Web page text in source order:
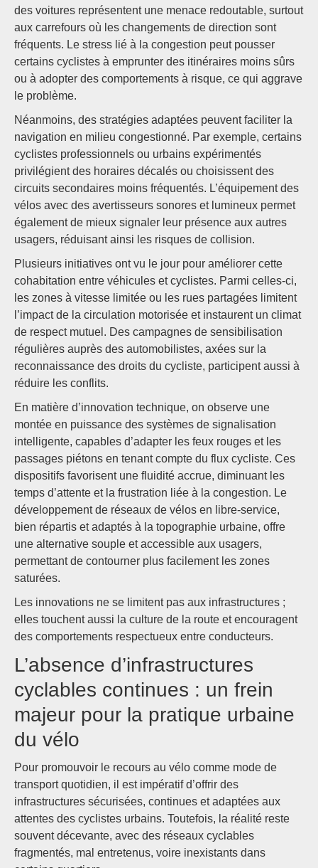
des voitures représentent une menace redoutable, surtout
aux carrefours où les changements de direction sont
fréquents. Le stress lié à la congestion peut pousser
certains cyclistes à emprunter des itinéraires moins sûrs
ou à adopter des comportements à risque, ce qui aggrave
le problème.
Néanmoins, des stratégies adaptées peuvent faciliter la
navigation en milieu congestionné. Par exemple, certains
cyclistes professionnels ou urbains expérimentés
privilégient des horaires décalés ou choisissent des
circuits secondaires moins fréquentés. L’équipement des
vélos avec des avertisseurs sonores et lumineux permet
également de mieux signaler leur présence aux autres
usagers, réduisant ainsi les risques de collision.
Plusieurs initiatives ont vu le jour pour améliorer cette
cohabitation entre véhicules et cyclistes. Parmi celles-ci,
les zones à vitesse limitée ou les rues partagées limitent
l’impact de la circulation motorisée et instaurent un climat
de respect mutuel. Des campagnes de sensibilisation
régulières auprès des automobilistes, axées sur la
reconnaissance des droits du cycliste, participent aussi à
réduire les conflits.
En matière d’innovation technique, on observe une
montée en puissance des systèmes de signalisation
intelligente, capables d’adapter les feux rouges et les
passages piétons en tenant compte du flux cycliste. Ces
dispositifs favorisent une fluidité accrue, diminuant les
temps d’attente et la frustration liée à la congestion. Le
développement de réseaux de vélos en libre-service,
bien répartis et adaptés à la topographie urbaine, offre
une alternative souple et accessible aux usagers,
permettant de contourner plus facilement les zones
saturées.
Les innovations ne se limitent pas aux infrastructures ;
elles touchent aussi la culture de la route et encouragent
des comportements respectueux entre conducteurs.
L’absence d’infrastructures
cyclables continues : un frein
majeur pour la pratique urbaine
du vélo
Pour promouvoir le recours au vélo comme mode de
transport quotidien, il est impératif d’offrir des
infrastructures sécurisées, continues et adaptées aux
attentes des cyclistes urbains. Toutefois, la réalité reste
souvent décevante, avec des réseaux cyclables
fragmentés, mal entretenus, voire inexistants dans